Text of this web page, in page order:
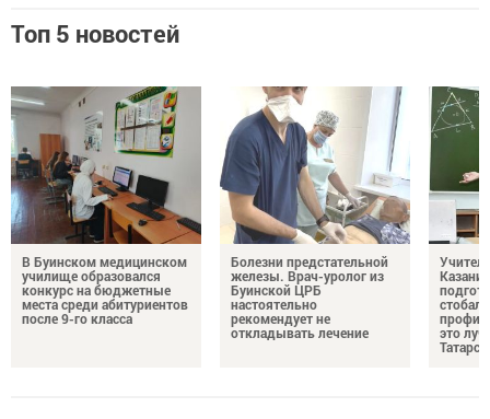
Топ 5 новостей
В Буинском медицинском
училище образовался
конкурс на бюджетные
места среди абитуриентов
после 9-го класса
Болезни предстательной
железы. Врач-уролог из
Буинской ЦРБ
настоятельно
рекомендует не
откладывать лечение
Казани
это